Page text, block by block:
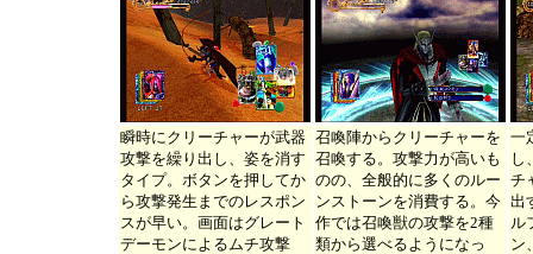
瞬時にクリーチャーが武器
攻撃を繰り出し、姿を消す
タイプ。ボタンを押してか
ら攻撃発生までのレスポン
スが早い。画面はグレート
デーモンによるムチ攻撃
召喚陣からクリーチャーを
召喚する。攻撃力が高いも
のの、全般的に多くのルー
ンストーンを消費する。今
作では召喚獣の攻撃を2種
類から選べるようになっ
一
し
チ
出
ル
ン